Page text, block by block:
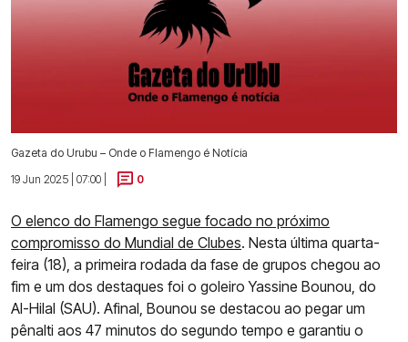
Gazeta do Urubu – Onde o Flamengo é Notícia
19 Jun 2025 | 07:00 |
0
O elenco do Flamengo segue focado no próximo
compromisso do Mundial de Clubes. Nesta última quarta-
feira (18), a primeira rodada da fase de grupos chegou ao
fim e um dos destaques foi o goleiro Yassine Bounou, do
Al-Hilal (SAU). Afinal, Bounou se destacou ao pegar um
pênalti aos 47 minutos do segundo tempo e garantiu o